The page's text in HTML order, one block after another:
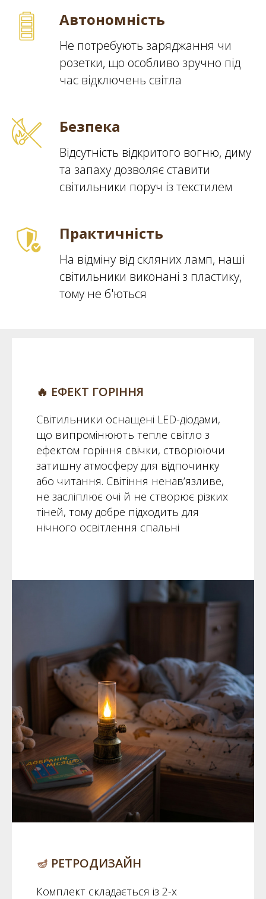
Автономність
Не потребують заряджання чи
розетки, що особливо зручно під
час відключень світла
Безпека
Відсутність відкритого вогню, диму
та запаху дозволяє ставити
світильники поруч із текстилем
Практичність
На відміну від скляних ламп, наші
світильники виконані з пластику,
тому не б'ються
🔥 ЕФЕКТ ГОРІННЯ
Світильники оснащені LED-діодами,
що випромінюють тепле світло з
ефектом горіння свічки, створюючи
затишну атмосферу для відпочинку
або читання. Світіння ненав’язливе,
не засліплює очі й не створює різких
тіней, тому добре підходить для
нічного освітлення спальні
🪔 РЕТРОДИЗАЙН
Комплект складається із 2-х